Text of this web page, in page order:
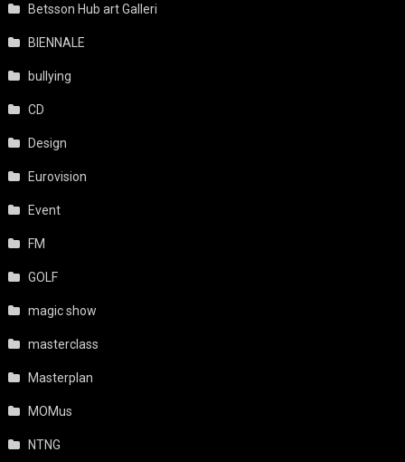
Betsson Hub art Galleri
BIENNALE
bullying
CD
Design
Eurovision
Event
FM
GOLF
magic show
masterclass
Masterplan
MOMus
NTNG